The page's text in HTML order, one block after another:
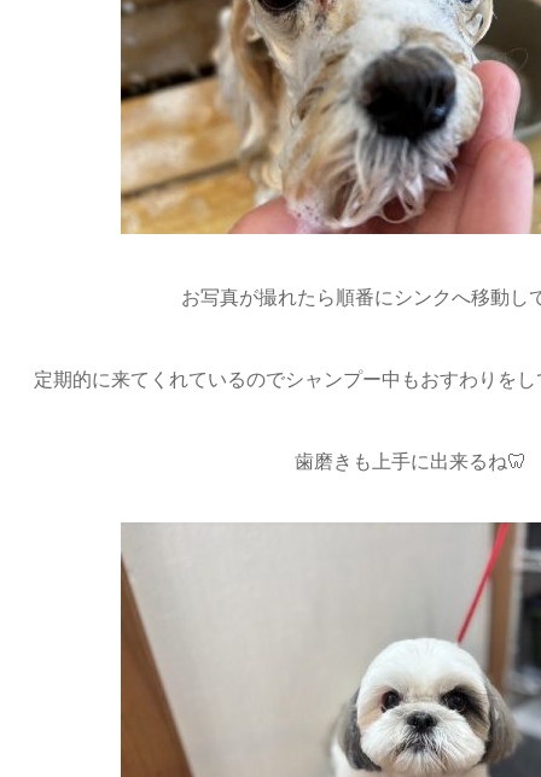
お写真が撮れたら順番にシンクへ移動し
定期的に来てくれているのでシャンプー中もおすわりを
歯磨きも上手に出来るね🦷